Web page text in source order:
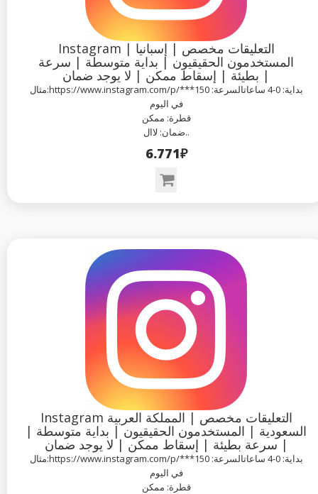
Instagram التعليقات مخصص | إسبانيا |
المستخدمون الحقيقيون | بداية متوسطة | سرعة
بطيئة | إسقاط ممكن | لا يوجد ضمان |
مثال:https://www.instagram.com/p/***بداية: 0-4 ساعاتالسرعة: 150
في اليوم
قطرة: ممكن
ضمان: لاال..
6.771₽
Instagram التعليقات مخصص | المملكة العربية
السعودية | المستخدمون الحقيقيون | بداية متوسطة |
سرعة بطيئة | إسقاط ممكن | لا يوجد ضمان |
مثال:https://www.instagram.com/p/***بداية: 0-4 ساعاتالسرعة: 150
في اليوم
قطرة: ممكن